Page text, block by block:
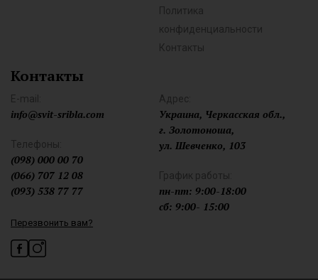
Политика
конфиденциальности
Контакты
Контакты
E-mail:
info@svit-sribla.com
Телефоны:
(098) 000 00 70
(066) 707 12 08
(093) 538 77 77
Перезвонить вам?
Адрес:
Украина, Черкасская обл.,
г. Золотоноша,
ул. Шевченко, 103
График работы:
пн-пт: 9:00-18:00
сб: 9:00- 15:00